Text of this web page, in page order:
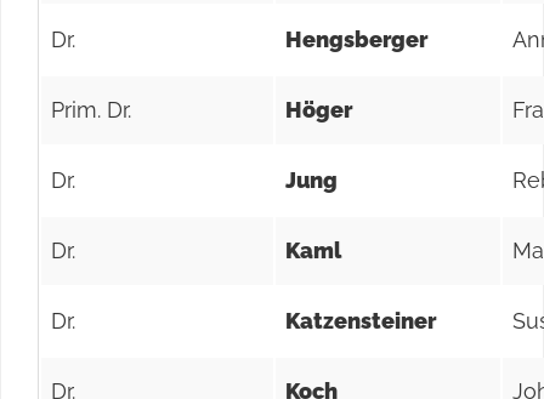
Dr. Hengsberger
Prim. Dr. Höger
Dr. Jung
Dr. Kaml
Dr. Katzensteiner
Dr. Koch